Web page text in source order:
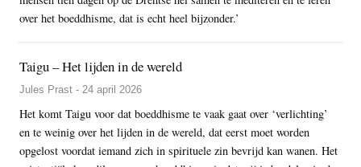
over het boeddhisme, dat is echt heel bijzonder.’
Taigu – Het lijden in de wereld
Jules Prast - 24 april 2026
Het komt Taigu voor dat boeddhisme te vaak gaat over ‘verlichting’
en te weinig over het lijden in de wereld, dat eerst moet worden
opgelost voordat iemand zich in spirituele zin bevrijd kan wanen. Het